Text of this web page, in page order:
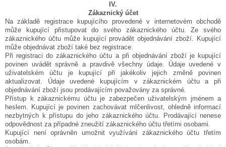
IV.
Zákaznický účet
Na základě registrace kupujícího provedené v internetovém obchodě
může kupující přistupovat do svého zákaznického účtu. Ze svého
zákaznického účtu může kupující provádět objednávání zboží. Kupující
může objednávat zboží také bez registrace.
Při registraci do zákaznického účtu a při objednávání zboží je kupující
povinen uvádět správně a pravdivě všechny údaje. Údaje uvedené v
uživatelském účtu je kupující při jakékoliv jejich změně povinen
aktualizovat. Údaje uvedené kupujícím v zákaznickém účtu a při
objednávání zboží jsou prodávajícím považovány za správné.
Přístup k zákaznickému účtu je zabezpečen uživatelským jménem a
heslem. Kupující je povinen zachovávat mlčenlivost, ohledně informací
nezbytných k přístupu do jeho zákaznického účtu. Prodávající nenese
odpovědnost za případné zneužití zákaznického účtu třetími osobami.
Kupující není oprávněn umožnit využívání zákaznického účtu třetím
osobám.